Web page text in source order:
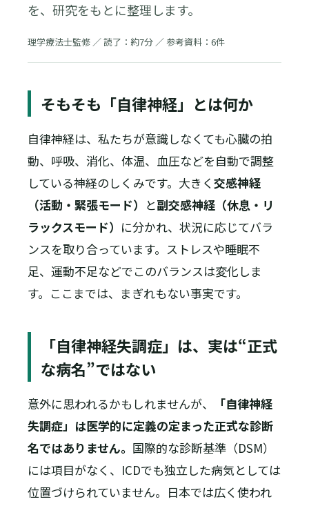
を、研究をもとに整理します。
理学療法士監修 ／ 読了：約7分 ／ 参考資料：6件
そもそも「自律神経」とは何か
自律神経は、私たちが意識しなくても心臓の拍
動、呼吸、消化、体温、血圧などを自動で調整
している神経のしくみです。大きく 交感神経
（活動・緊張モード） と副交感神経（休息・リ
ラックスモード） に分かれ、状況に応じてバラ
ンスを取り合っています。ストレスや睡眠不
足、運動不足などでこのバランスは変化しま
す。ここまでは、まぎれもない事実です。
「自律神経失調症」は、実は“正式
な病名”ではない
意外に思われるかもしれませんが、
「自律神経
失調症」は医学的に定義の定まった正式な診断
名ではありません。 国際的な診断基準（DSM）
には項目がなく、ICDでも独立した病気としては
位置づけられていません。日本では広く使われ